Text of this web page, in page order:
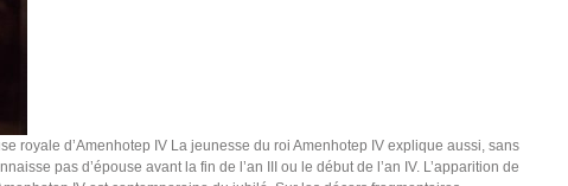
royale d’Amenhotep IV La jeunesse du roi Amenhotep IV explique aussi, sans
pas d’épouse avant la fin de l’an III ou le début de l’an IV. L’apparition de